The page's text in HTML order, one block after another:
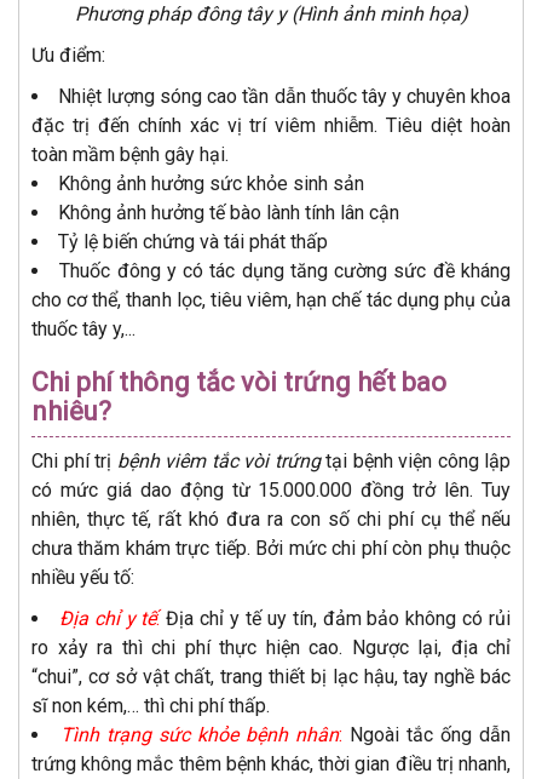
Phương pháp đông tây y (Hình ảnh minh họa)
Ưu điểm:
Nhiệt lượng sóng cao tần dẫn thuốc tây y chuyên khoa
đặc trị đến chính xác vị trí viêm nhiễm. Tiêu diệt hoàn
toàn mầm bệnh gây hại.
Không ảnh hưởng sức khỏe sinh sản
Không ảnh hưởng tế bào lành tính lân cận
Tỷ lệ biến chứng và tái phát thấp
Thuốc đông y có tác dụng tăng cường sức đề kháng
cho cơ thể, thanh lọc, tiêu viêm, hạn chế tác dụng phụ của
thuốc tây y,...
Chi phí thông tắc vòi trứng hết bao
nhiêu?
Chi phí trị bệnh viêm tắc vòi trứngtại bệnh viện công lập
có mức giá dao động từ 15.000.000 đồng trở lên. Tuy
nhiên, thực tế, rất khó đưa ra con số chi phí cụ thể nếu
chưa thăm khám trực tiếp. Bởi mức chi phí còn phụ thuộc
nhiều yếu tố:
Địa chỉ y tế:Địa chỉ y tế uy tín, đảm bảo không có rủi
ro xảy ra thì chi phí thực hiện cao. Ngược lại, địa chỉ
“chui”, cơ sở vật chất, trang thiết bị lạc hậu, tay nghề bác
sĩ non kém,… thì chi phí thấp.
Tình trạng sức khỏe bệnh nhân: Ngoài tắc ống dẫn
trứng không mắc thêm bệnh khác, thời gian điều trị nhanh,